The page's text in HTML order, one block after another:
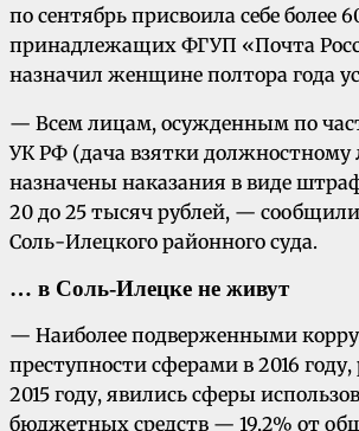
по сентябрь присвоила себе более
принадлежащих ФГУП «Почта
назначил женщине полтора года
— Всем лицам, осужденным по
УК РФ (дача взятки должностному
назначены наказания в виде
20 до 25 тысяч рублей, —
Соль-Илецкого районного суда.
… в Соль-Илецке не живут
— Наиболее подверженными
преступности сферами в 2016 году,
2015 году, явились сферы
бюджетных средств — 19,2% от